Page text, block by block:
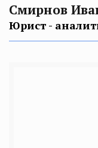
Смирнов
Юрист -